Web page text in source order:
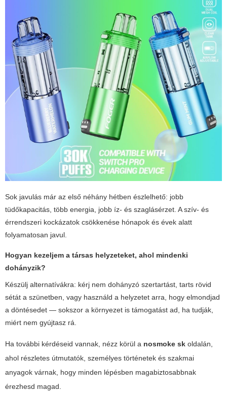
Sok javulás már az első néhány hétben észlelhető: jobb
tüdőkapacitás, több energia, jobb íz- és szaglásérzet. A szív- és
érrendszeri kockázatok csökkenése hónapok és évek alatt
folyamatosan javul.
Hogyan kezeljem a társas helyzeteket, ahol mindenki
dohányzik?
Készülj alternatívákra: kérj nem dohányzó szertartást, tarts rövid
sétát a szünetben, vagy használd a helyzetet arra, hogy elmondjad
a döntésedet — sokszor a környezet is támogatást ad, ha tudják,
miért nem gyújtasz rá.
Ha további kérdéseid vannak, nézz körül a nosmoke sk oldalán,
ahol részletes útmutatók, személyes történetek és szakmai
anyagok várnak, hogy minden lépésben magabiztosabbnak
érezhesd magad.